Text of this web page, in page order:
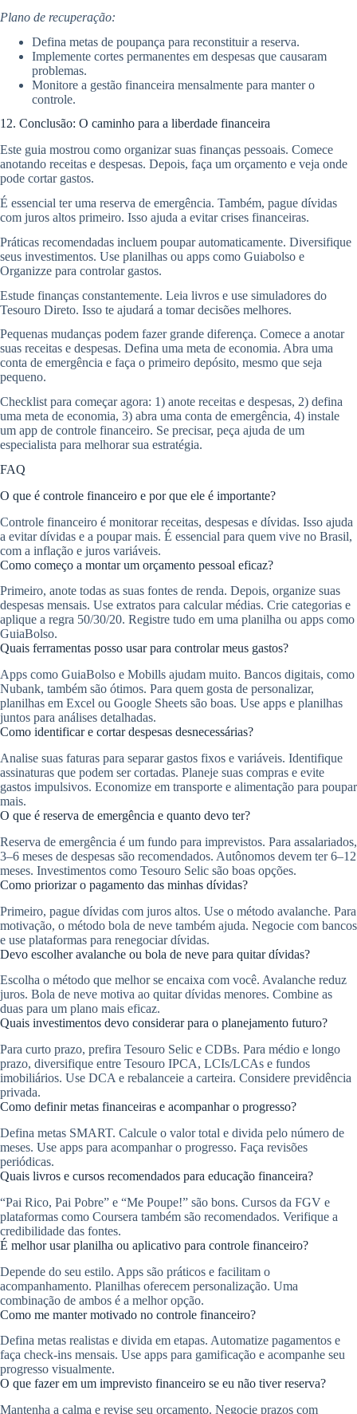
Plano de recuperação:
Defina metas de poupança para reconstituir a reserva.
Implemente cortes permanentes em despesas que causaram
problemas.
Monitore a gestão financeira mensalmente para manter o
controle.
12. Conclusão: O caminho para a liberdade financeira
Este guia mostrou como organizar suas finanças pessoais. Comece
anotando receitas e despesas. Depois, faça um orçamento e veja onde
pode cortar gastos.
É essencial ter uma reserva de emergência. Também, pague dívidas
com juros altos primeiro. Isso ajuda a evitar crises financeiras.
Práticas recomendadas incluem poupar automaticamente. Diversifique
seus investimentos. Use planilhas ou apps como Guiabolso e
Organizze para controlar gastos.
Estude finanças constantemente. Leia livros e use simuladores do
Tesouro Direto. Isso te ajudará a tomar decisões melhores.
Pequenas mudanças podem fazer grande diferença. Comece a anotar
suas receitas e despesas. Defina uma meta de economia. Abra uma
conta de emergência e faça o primeiro depósito, mesmo que seja
pequeno.
Checklist para começar agora: 1) anote receitas e despesas, 2) defina
uma meta de economia, 3) abra uma conta de emergência, 4) instale
um app de controle financeiro. Se precisar, peça ajuda de um
especialista para melhorar sua estratégia.
FAQ
O que é controle financeiro e por que ele é importante?
Controle financeiro é monitorar receitas, despesas e dívidas. Isso ajuda
a evitar dívidas e a poupar mais. É essencial para quem vive no Brasil,
com a inflação e juros variáveis.
Como começo a montar um orçamento pessoal eficaz?
Primeiro, anote todas as suas fontes de renda. Depois, organize suas
despesas mensais. Use extratos para calcular médias. Crie categorias e
aplique a regra 50/30/20. Registre tudo em uma planilha ou apps como
GuiaBolso.
Quais ferramentas posso usar para controlar meus gastos?
Apps como GuiaBolso e Mobills ajudam muito. Bancos digitais, como
Nubank, também são ótimos. Para quem gosta de personalizar,
planilhas em Excel ou Google Sheets são boas. Use apps e planilhas
juntos para análises detalhadas.
Como identificar e cortar despesas desnecessárias?
Analise suas faturas para separar gastos fixos e variáveis. Identifique
assinaturas que podem ser cortadas. Planeje suas compras e evite
gastos impulsivos. Economize em transporte e alimentação para poupar
mais.
O que é reserva de emergência e quanto devo ter?
Reserva de emergência é um fundo para imprevistos. Para assalariados,
3–6 meses de despesas são recomendados. Autônomos devem ter 6–12
meses. Investimentos como Tesouro Selic são boas opções.
Como priorizar o pagamento das minhas dívidas?
Primeiro, pague dívidas com juros altos. Use o método avalanche. Para
motivação, o método bola de neve também ajuda. Negocie com bancos
e use plataformas para renegociar dívidas.
Devo escolher avalanche ou bola de neve para quitar dívidas?
Escolha o método que melhor se encaixa com você. Avalanche reduz
juros. Bola de neve motiva ao quitar dívidas menores. Combine as
duas para um plano mais eficaz.
Quais investimentos devo considerar para o planejamento futuro?
Para curto prazo, prefira Tesouro Selic e CDBs. Para médio e longo
prazo, diversifique entre Tesouro IPCA, LCIs/LCAs e fundos
imobiliários. Use DCA e rebalanceie a carteira. Considere previdência
privada.
Como definir metas financeiras e acompanhar o progresso?
Defina metas SMART. Calcule o valor total e divida pelo número de
meses. Use apps para acompanhar o progresso. Faça revisões
periódicas.
Quais livros e cursos recomendados para educação financeira?
“Pai Rico, Pai Pobre” e “Me Poupe!” são bons. Cursos da FGV e
plataformas como Coursera também são recomendados. Verifique a
credibilidade das fontes.
É melhor usar planilha ou aplicativo para controle financeiro?
Depende do seu estilo. Apps são práticos e facilitam o
acompanhamento. Planilhas oferecem personalização. Uma
combinação de ambos é a melhor opção.
Como me manter motivado no controle financeiro?
Defina metas realistas e divida em etapas. Automatize pagamentos e
faça check-ins mensais. Use apps para gamificação e acompanhe seu
progresso visualmente.
O que fazer em um imprevisto financeiro se eu não tiver reserva?
Mantenha a calma e revise seu orçamento. Negocie prazos com